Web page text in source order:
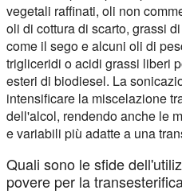
vegetali raffinati, oli non
oli di cottura di scarto, grassi
come il sego e alcuni oli di
trigliceridi o acidi grassi liberi
esteri di biodiesel. La
intensificare la miscelazione
dell'alcol, rendendo anche le
e variabili più adatte a una
Quali sono le sfide
povere per la